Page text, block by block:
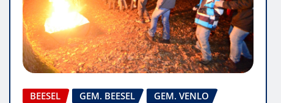
BEESEL GEM. BEESEL GEM. VENLO